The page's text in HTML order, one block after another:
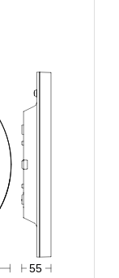
55